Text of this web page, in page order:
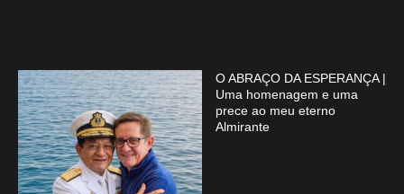
O ABRAÇO DA ESPERANÇA |
Uma homenagem e uma
prece ao meu eterno
Almirante